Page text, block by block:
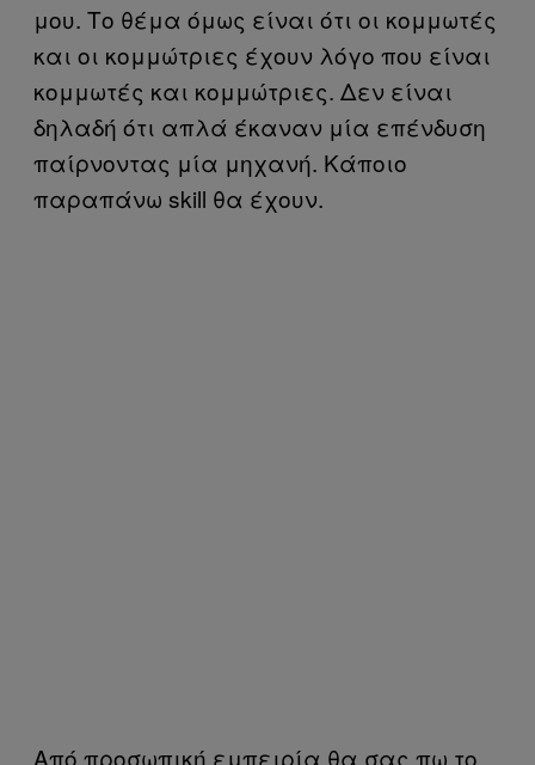
μου. Το θέμα όμως είναι ότι οι κομμωτές
και οι κομμώτριες έχουν λόγο που είναι
κομμωτές και κομμώτριες. Δεν είναι
δηλαδή ότι απλά έκαναν μία επένδυση
παίρνοντας μία μηχανή. Κάποιο
παραπάνω skill θα έχουν.
Από προσωπική εμπειρία θα σας πω το